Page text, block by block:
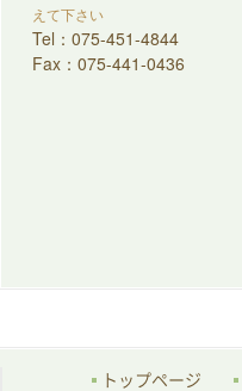
えて下さい
Tel：075-451-4844
Fax：075-441-0436
トップページ